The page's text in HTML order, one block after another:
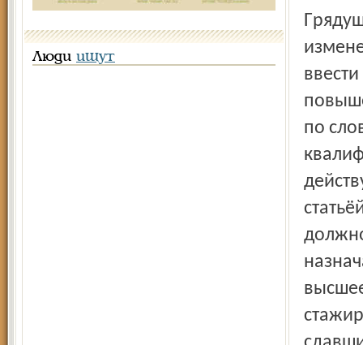
Люди ищут
Грядущие нововведения потребуют качественных
по